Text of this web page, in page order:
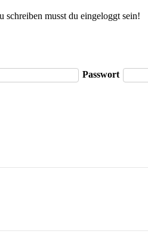
schreiben musst du eingeloggt sein!
Passwort